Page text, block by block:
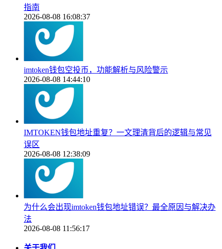
指南
2026-08-08 16:08:37
imtoken钱包空投币，功能解析与风险警示
2026-08-08 14:44:10
IMTOKEN钱包地址重复？一文理清背后的逻辑与常见
误区
2026-08-08 12:38:09
为什么会出现imtoken钱包地址错误？最全原因与解决办
法
2026-08-08 11:56:17